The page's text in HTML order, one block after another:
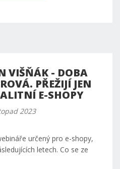
VIŠŇÁK - DOBA
PŘEŽIJÍ JEN
E-SHOPY
2023
určený pro e-shopy,
letech. Co se ze